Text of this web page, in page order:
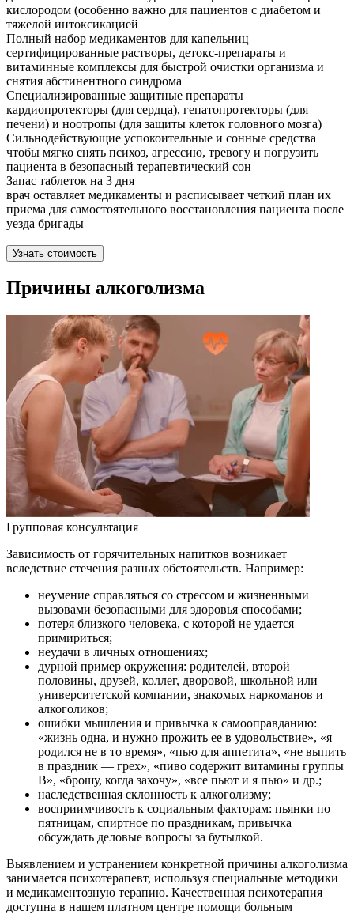
кислородом (особенно важно для пациентов с диабетом и
тяжелой интоксикацией
Полный набор медикаментов для капельниц
сертифицированные растворы, детокс-препараты и
витаминные комплексы для быстрой очистки организма и
снятия абстинентного синдрома
Специализированные защитные препараты
кардиопротекторы (для сердца), гепатопротекторы (для
печени) и ноотропы (для защиты клеток головного мозга)
Сильнодействующие успокоительные и сонные средства
чтобы мягко снять психоз, агрессию, тревогу и погрузить
пациента в безопасный терапевтический сон
Запас таблеток на 3 дня
врач оставляет медикаменты и расписывает четкий план их
приема для самостоятельного восстановления пациента после
уезда бригады
Узнать стоимость
Причины алкоголизма
Групповая консультация
Зависимость от горячительных напитков возникает
вследствие стечения разных обстоятельств. Например:
неумение справляться со стрессом и жизненными
вызовами безопасными для здоровья способами;
потеря близкого человека, с которой не удается
примириться;
неудачи в личных отношениях;
дурной пример окружения: родителей, второй
половины, друзей, коллег, дворовой, школьной или
университетской компании, знакомых наркоманов и
алкоголиков;
ошибки мышления и привычка к самооправданию:
«жизнь одна, и нужно прожить ее в удовольствие», «я
родился не в то время», «пью для аппетита», «не выпить
в праздник — грех», «пиво содержит витамины группы
В», «брошу, когда захочу», «все пьют и я пью» и др.;
наследственная склонность к алкоголизму;
восприимчивость к социальным факторам: пьянки по
пятницам, спиртное по праздникам, привычка
обсуждать деловые вопросы за бутылкой.
Выявлением и устранением конкретной причины алкоголизма
занимается психотерапевт, используя специальные методики
и медикаментозную терапию. Качественная психотерапия
доступна в нашем платном центре помощи больным